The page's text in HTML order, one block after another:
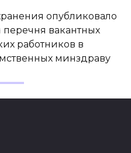
опубликовало
вакантных
работников в
минздраву